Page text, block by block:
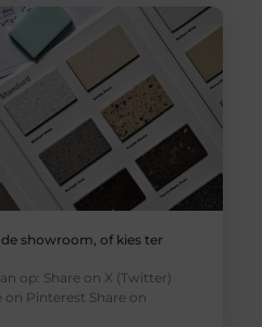
showroom, of kies ter
op: Share on X (Twitter)
on Pinterest Share on